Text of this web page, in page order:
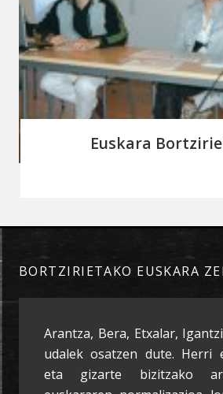
Euskara
BORTZIRIETAKO EUSKARA
Arantza, Bera, Etxalar,
udalek osatzen dute. Herri
eta gizarte bizitzako